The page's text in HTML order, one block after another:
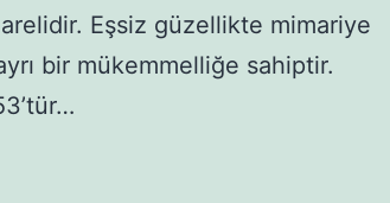
Eşsiz güzellikte mimariye
bir mükemmelliğe sahiptir.